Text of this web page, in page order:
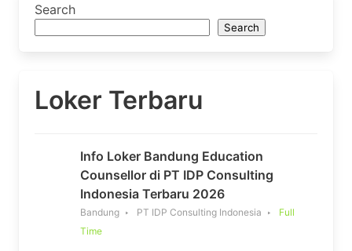
Search
Search
Loker Terbaru
Info Loker Bandung Education
Counsellor di PT IDP Consulting
Indonesia Terbaru 2026
Bandung PT IDP Consulting Indonesia
Full
Time